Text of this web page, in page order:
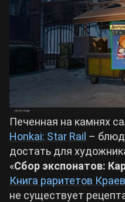
Crimson Desert
Zenless Zone Zero
Kingdom Come:
Path of Exile 2
Wuthering Waves
Билды Arknights:
Билды Wuthering
Билды Cyberpunk
Билды Path of Exile
Печенная на камнях
Honkai: Star Rail –
достать для
«Сбор экспонатов:
Книга раритетов
не существует